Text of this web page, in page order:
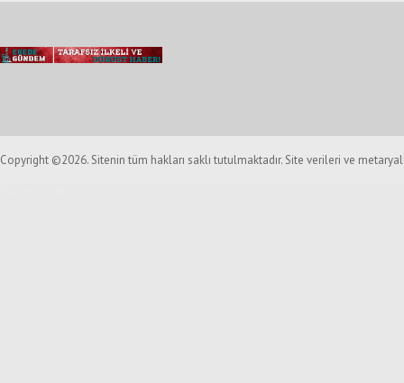
Copyright ©2026. Sitenin tüm hakları saklı tutulmaktadır. Site verileri ve